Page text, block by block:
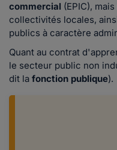
commercial (EPIC),
collectivités locales,
publics à caractère
Quant au contrat
le secteur public non
dit la fonction publique).